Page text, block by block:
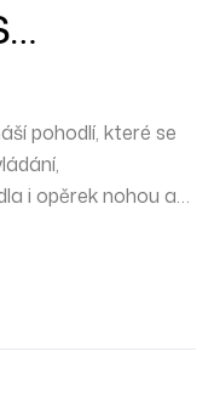
X-9
pohodlí, které se
i opěrek nohou a
konstrukcí a
je ideální